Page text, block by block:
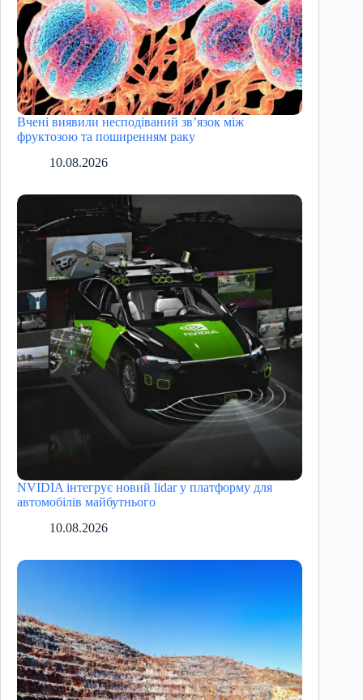
Вчені виявили несподіваний зв’язок між
фруктозою та поширенням раку
10.08.2026
NVIDIA інтегрує новий lidar у платформу для
автомобілів майбутнього
10.08.2026